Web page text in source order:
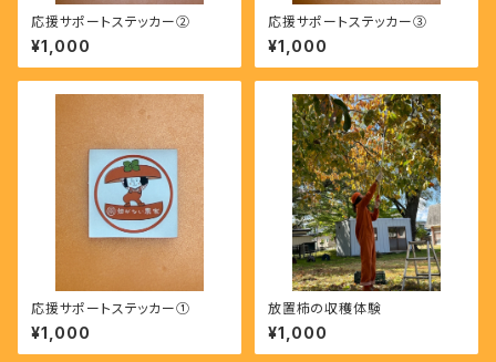
応援サポートステッカー②
¥1,000
応援サポートステッカー③
¥1,000
応援サポートステッカー①
¥1,000
放置柿の収穫体験
¥1,000